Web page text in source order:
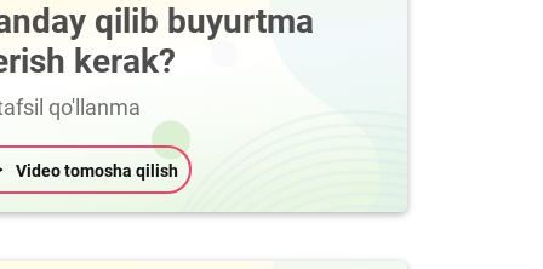
qilib buyurtma
kerak?
qo'llanma
Video tomosha qilish